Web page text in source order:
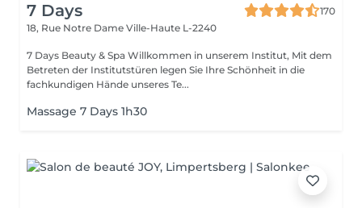
7 Days
170
18, Rue Notre Dame Ville-Haute L-2240
7 Days Beauty & Spa Willkommen in unserem Institut, Mit dem
Betreten der Institutstüren legen Sie Ihre Schönheit in die
fachkundigen Hände unseres Te...
Massage 7 Days 1h30